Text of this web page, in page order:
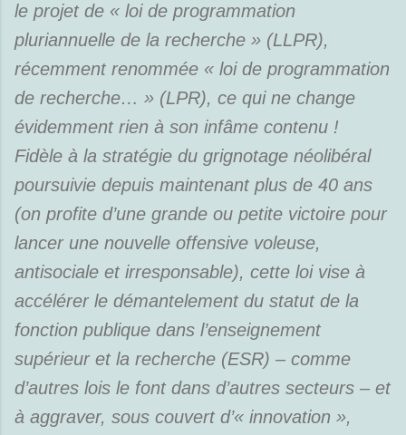
le projet de « loi de programmation
pluriannuelle de la recherche » (LLPR),
récemment renommée « loi de programmation
de recherche… » (LPR), ce qui ne change
évidemment rien à son infâme contenu !
Fidèle à la stratégie du grignotage néolibéral
poursuivie depuis maintenant plus de 40 ans
(on profite d’une grande ou petite victoire pour
lancer une nouvelle offensive voleuse,
antisociale et irresponsable), cette loi vise à
accélérer le démantelement du statut de la
fonction publique dans l’enseignement
supérieur et la recherche (ESR) – comme
d’autres lois le font dans d’autres secteurs – et
à aggraver, sous couvert d’« innovation »,